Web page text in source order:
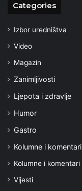
Categories
Izbor uredništva
Video
Magazin
Zanimljivosti
Ljepota i zdravlje
Humor
Gastro
Kolumne i komentari
Kolumne i komentari
Vijesti